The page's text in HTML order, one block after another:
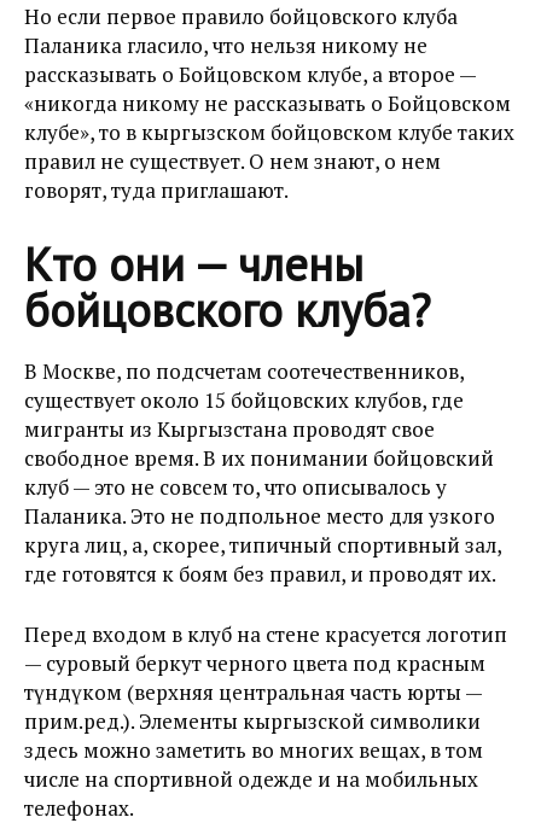
Но если первое правило бойцовского клуба
Паланика гласило, что нельзя никому не
рассказывать о Бойцовском клубе, а второе —
«никогда никому не рассказывать о Бойцовском
клубе», то в кыргызском бойцовском клубе таких
правил не существует. О нем знают, о нем
говорят, туда приглашают.
Кто они — члены
бойцовского клуба?
В Москве, по подсчетам соотечественников,
существует около 15 бойцовских клубов, где
мигранты из Кыргызстана проводят свое
свободное время. В их понимании бойцовский
клуб — это не совсем то, что описывалось у
Паланика. Это не подпольное место для узкого
круга лиц, а, скорее, типичный спортивный зал,
где готовятся к боям без правил, и проводят их.
Перед входом в клуб на стене красуется логотип
— суровый беркут черного цвета под красным
түндүком (верхняя центральная часть юрты —
прим.ред.). Элементы кыргызской символики
здесь можно заметить во многих вещах, в том
числе на спортивной одежде и на мобильных
телефонах.